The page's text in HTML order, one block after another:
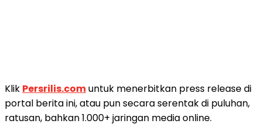
Klik Persrilis.comuntuk menerbitkan press release di
portal berita ini, atau pun secara serentak di puluhan,
ratusan, bahkan 1.000+ jaringan media online.